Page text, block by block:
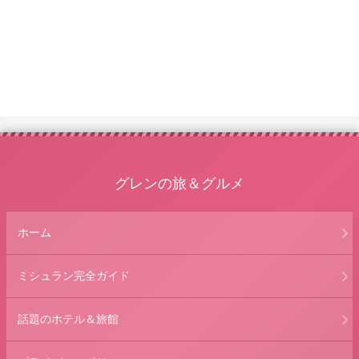
グレンの旅＆グルメ
ホーム
ミシュラン完全ガイド
話題のホテル＆旅館